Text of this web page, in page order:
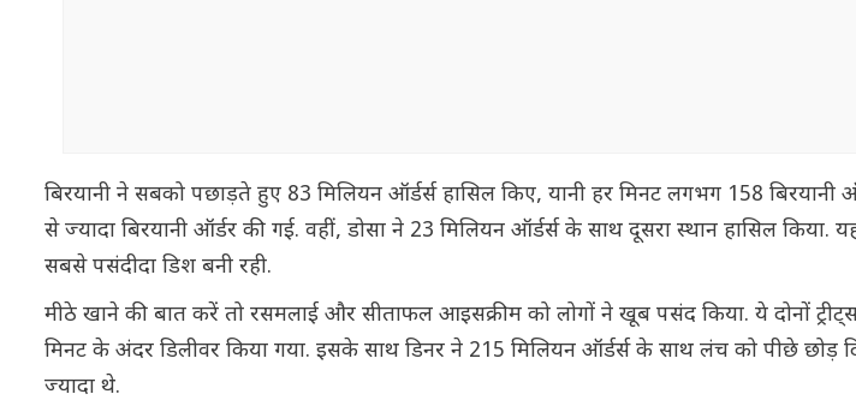
बिरयानी ने सबको पछाड़ते हुए 83 मिलियन ऑर्डर्स हासिल किए, यानी हर मिनट लगभग 158
से ज्यादा बिरयानी ऑर्डर की गई. वहीं, डोसा ने 23 मिलियन ऑर्डर्स के साथ दूसरा स्थान हासिल
सबसे पसंदीदा डिश बनी रही.
मीठे खाने की बात करें तो रसमलाई और सीताफल आइसक्रीम को लोगों ने खूब पसंद किया. ये दोनों
मिनट के अंदर डिलीवर किया गया. इसके साथ डिनर ने 215 मिलियन ऑर्डर्स के साथ लंच को पीछे छोड़
ज्यादा थे.